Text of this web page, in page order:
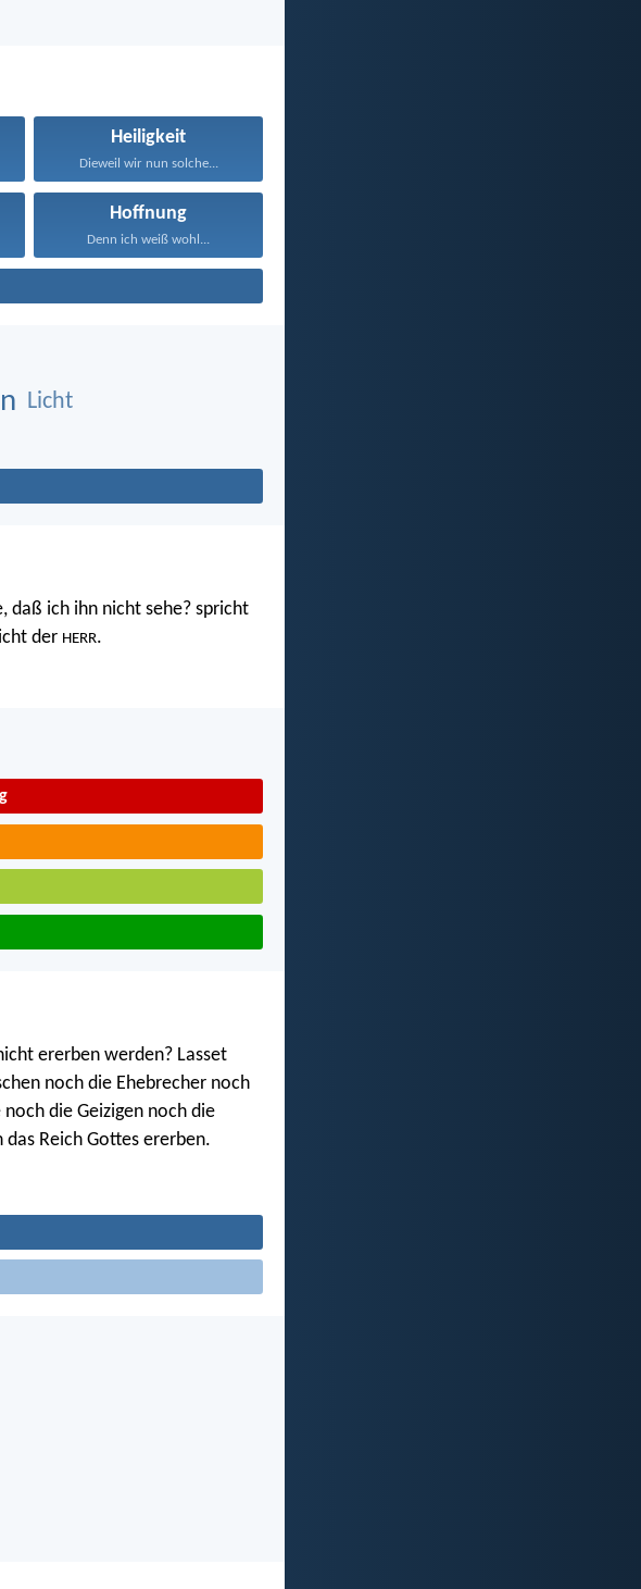
Heiligkeit
Dieweil wir nun solche...
Hoffnung
Denn ich weiß wohl...
Licht
daß ich ihn nicht sehe? spricht
der HERR.
ererben werden? Lasset
noch die Ehebrecher noch
die Geizigen noch die
Reich Gottes ererben.